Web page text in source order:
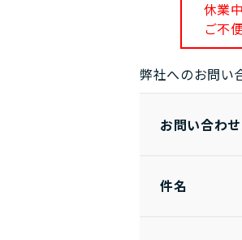
休業
ご不
弊社へのお問い
お問い合わ
件名